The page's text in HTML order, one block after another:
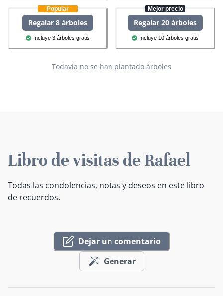
Popular
Regalar 8 árboles
Incluye 3 árboles gratis
Mejor precio
Regalar 20 árboles
Incluye 10 árboles gratis
Todavía no se han plantado árboles
Libro de visitas de Rafael
Todas las condolencias, notas y deseos en este libro
de recuerdos.
Dejar un comentario
Generar